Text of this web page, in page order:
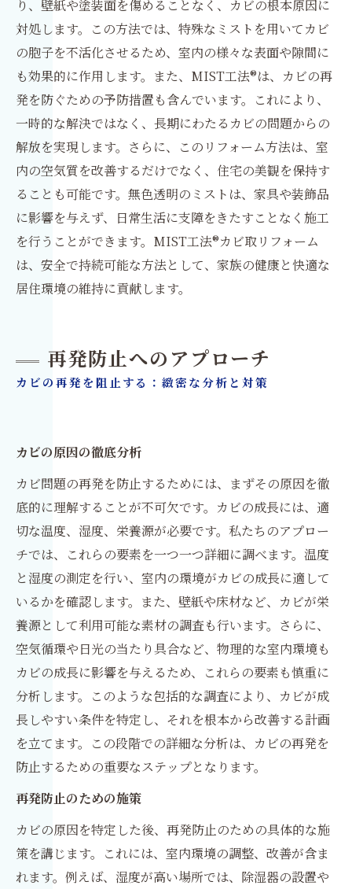
り、壁紙や塗装面を傷めることなく、カビの根本原因に
対処します。この方法では、特殊なミストを用いてカビ
の胞子を不活化させるため、室内の様々な表面や隙間に
も効果的に作用します。また、MIST工法®は、カビの再
発を防ぐための予防措置も含んでいます。これにより、
一時的な解決ではなく、長期にわたるカビの問題からの
解放を実現します。さらに、このリフォーム方法は、室
内の空気質を改善するだけでなく、住宅の美観を保持す
ることも可能です。無色透明のミストは、家具や装飾品
に影響を与えず、日常生活に支障をきたすことなく施工
を行うことができます。MIST工法®カビ取リフォーム
は、安全で持続可能な方法として、家族の健康と快適な
居住環境の維持に貢献します。
再発防止へのアプローチ
カビの再発を阻止する：緻密な分析と対策
カビの原因の徹底分析
カビ問題の再発を防止するためには、まずその原因を徹
底的に理解することが不可欠です。カビの成長には、適
切な温度、湿度、栄養源が必要です。私たちのアプロー
チでは、これらの要素を一つ一つ詳細に調べます。温度
と湿度の測定を行い、室内の環境がカビの成長に適して
いるかを確認します。また、壁紙や床材など、カビが栄
養源として利用可能な素材の調査も行います。さらに、
空気循環や日光の当たり具合など、物理的な室内環境も
カビの成長に影響を与えるため、これらの要素も慎重に
分析します。このような包括的な調査により、カビが成
長しやすい条件を特定し、それを根本から改善する計画
を立てます。この段階での詳細な分析は、カビの再発を
防止するための重要なステップとなります。
再発防止のための施策
カビの原因を特定した後、再発防止のための具体的な施
策を講じます。これには、室内環境の調整、改善が含ま
れます。例えば、湿度が高い場所では、除湿器の設置や